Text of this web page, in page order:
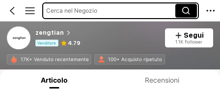
Cerca nel Negozio
zengtian
Venditore 4.79
Segui
1.1K Follower
17K+ Venduto recentemente 100+ Acquisto ripetuto
Articolo Recensioni